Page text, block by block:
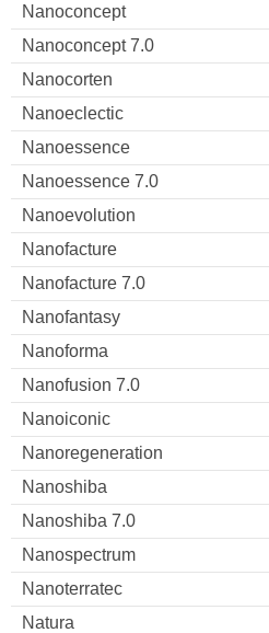
Nanoconcept
Nanoconcept 7.0
Nanocorten
Nanoeclectic
Nanoessence
Nanoessence 7.0
Nanoevolution
Nanofacture
Nanofacture 7.0
Nanofantasy
Nanoforma
Nanofusion 7.0
Nanoiconic
Nanoregeneration
Nanoshiba
Nanoshiba 7.0
Nanospectrum
Nanoterratec
Natura